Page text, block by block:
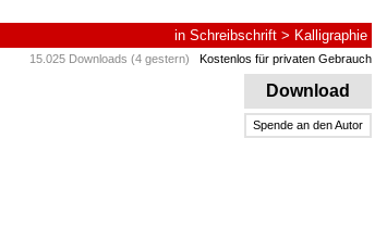
in Schreibschrift > Kalligraphie
15.025 Downloads (4 gestern) Kostenlos für privaten Gebrauch
Download
Spende an den Autor